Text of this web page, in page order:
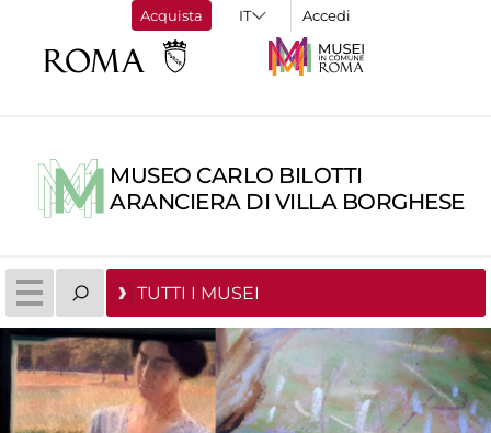
Acquista Accedi
MUSEO CARLO BILOTTI
ARANCIERA DI VILLA BORGHESE
TUTTI I MUSEI